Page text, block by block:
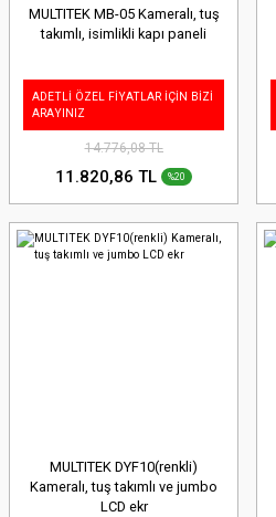
MULTITEK MB-05 Kameralı, tuş
takımlı, isimlikli kapı paneli
ADETLİ ÖZEL FİYATLAR İÇİN BİZİ
ARAYINIZ
14.776,08 TL
11.820,86 TL %20
MULTITEK DYF10(renkli)
Kameralı, tuş takımlı ve jumbo
LCD ekr